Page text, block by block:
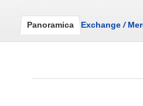
Panoramica Exchange /